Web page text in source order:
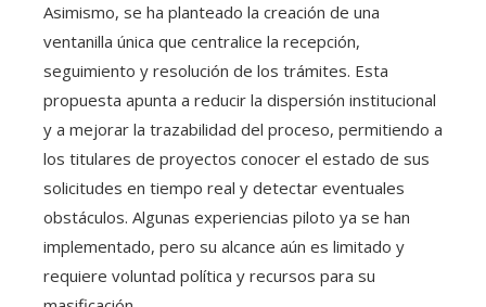
Asimismo, se ha planteado la creación de una
ventanilla única que centralice la recepción,
seguimiento y resolución de los trámites. Esta
propuesta apunta a reducir la dispersión institucional
y a mejorar la trazabilidad del proceso, permitiendo a
los titulares de proyectos conocer el estado de sus
solicitudes en tiempo real y detectar eventuales
obstáculos. Algunas experiencias piloto ya se han
implementado, pero su alcance aún es limitado y
requiere voluntad política y recursos para su